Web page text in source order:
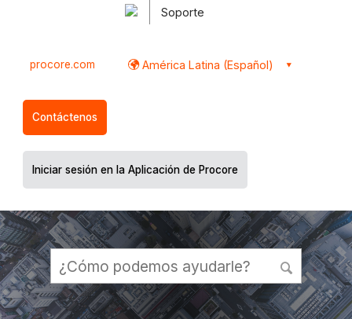
Soporte
procore.com América Latina (Español)
Contáctenos
Iniciar sesión en la Aplicación de Procore